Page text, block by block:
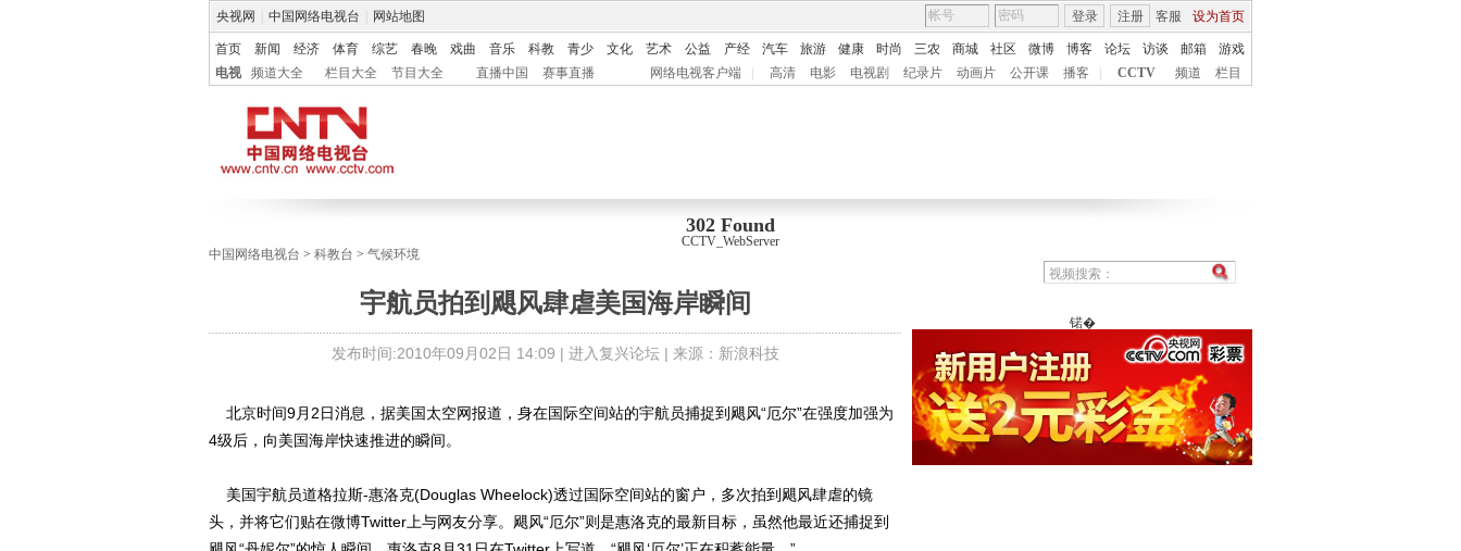
央视网 中国网络电视台 网站地图 客服 设为首页
登录 注册
首页 新闻 经济 体育 综艺 春晚 戏曲 音乐 科教 青少 文化 艺术 公益 产经 汽车 旅游 健康 时尚 三农 商城 社区 微博 博客 论坛 访谈 邮箱
游戏
电视
频道大全 栏目大全 节目大全 直播中国 赛事直播 网络电视客户端 高清 电影 电视剧 纪录片 动画片 公开课 播客 CCTV 频道 栏目
302 Found
CCTV_WebServer
中国网络电视台 > 科教台 > 气候环境
锘�
宇航员拍到飓风肆虐美国海岸瞬间
发布时间:2010年09月02日 14:09 | 进入复兴论坛| 来源： 新浪科技
北京时间9月2日消息，据美国太空网报道，身在国际空间站的宇航员捕捉到飓风“厄尔”在强度加强为
4级后，向美国海岸快速推进的瞬间。
美国宇航员道格拉斯-惠洛克(Douglas Wheelock)透过国际空间站的窗户，多次拍到飓风肆虐的镜
头，并将它们贴在微博Twitter上与网友分享。飓风“厄尔”则是惠洛克的最新目标，虽然他最近还捕捉到